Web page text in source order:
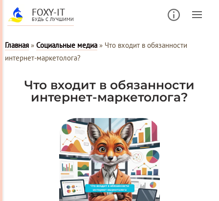
FOXY-IT
БУДЬ С ЛУЧШИМИ
Главная » Социальные медиа » Что входит в обязанности
интернет-маркетолога?
Что входит в обязанности
интернет-маркетолога?